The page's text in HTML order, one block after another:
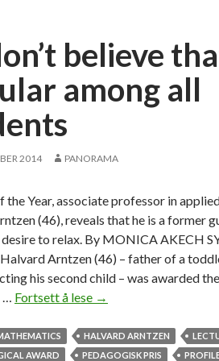
believe
among all
2014 PANORAMA
the Year, associate professor in
(46), reveals that he is a former
to relax. By MONICA AKECH
Arntzen (46) – father of a
his second child – was awarded
… Fortsett å lese –
d
o
→
HALVARD ARNTZEN
AWARD
PEDAGOGISK PRIS